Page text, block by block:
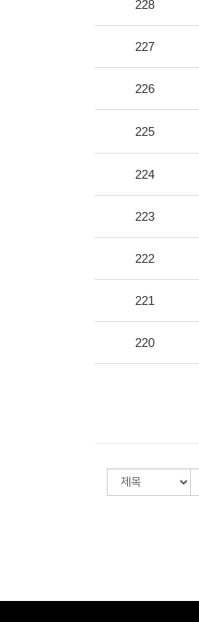
228
227
226
225
224
223
222
221
220